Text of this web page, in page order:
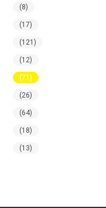
(8)
(17)
(121)
(12)
(71)
(26)
(64)
(18)
(13)